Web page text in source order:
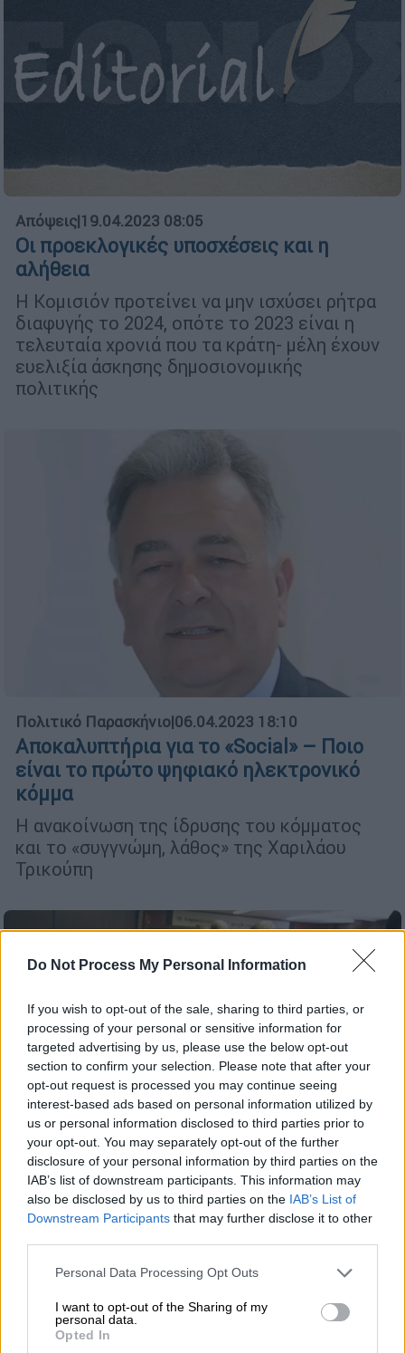
Do Not Process My Personal Information
If you wish to opt-out of the sale, sharing to third parties, or
processing of your personal or sensitive information for
targeted advertising by us, please use the below opt-out
section to confirm your selection. Please note that after your
opt-out request is processed you may continue seeing
interest-based ads based on personal information utilized by
us or personal information disclosed to third parties prior to
your opt-out. You may separately opt-out of the further
disclosure of your personal information by third parties on the
IAB’s list of downstream participants. This information may
also be disclosed by us to third parties on the IAB’s List of
Downstream Participants that may further disclose it to other
Please note that this website/app uses one or more Google
not limited to your visit or usage behaviour. You may click to
grant or deny consent to Google and its third-party tags to
use your data for below specified purposes in below Google
Personal Data Processing Opt Outs
I want to opt-out of the Sharing of my
personal data.
Opted In
Απόψεις|19.04.2023 08:05
Οι προεκλογικές υποσχέσεις και η
αλήθεια
Η Κομισιόν προτείνει να μην ισχύσει ρήτρα
διαφυγής το 2024, οπότε το 2023 είναι η
τελευταία χρονιά που τα κράτη- μέλη έχουν
ευελιξία άσκησης δημοσιονομικής
πολιτικής
Πολιτικό Παρασκήνιο|06.04.2023 18:10
Αποκαλυπτήρια για το «Social» – Ποιο
είναι το πρώτο ψηφιακό ηλεκτρονικό
κόμμα
Η ανακοίνωση της ίδρυσης του κόμματος
και το «συγγνώμη, λάθος» της Χαριλάου
Τρικούπη
Πολιτική|22.03.2023 05:45
Οδηγός για την απλή αναλογική της
πρώτης κάλπης – Ο τρόπος
υπολογισμού εδρών και το όριο εισόδου
στη Βουλή
Η νομοθεσία, τα ποσοστά για την είσοδο